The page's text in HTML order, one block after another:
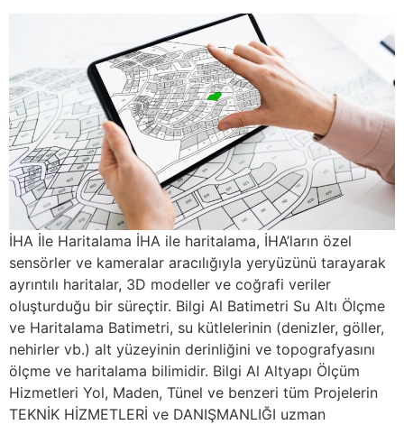
İHA İle Haritalama İHA ile haritalama, İHA’ların özel
sensörler ve kameralar aracılığıyla yeryüzünü tarayarak
ayrıntılı haritalar, 3D modeller ve coğrafi veriler
oluşturduğu bir süreçtir. Bilgi Al Batimetri Su Altı Ölçme
ve Haritalama Batimetri, su kütlelerinin (denizler, göller,
nehirler vb.) alt yüzeyinin derinliğini ve topografyasını
ölçme ve haritalama bilimidir. Bilgi Al Altyapı Ölçüm
Hizmetleri Yol, Maden, Tünel ve benzeri tüm Projelerin
TEKNİK HİZMETLERİ ve DANIŞMANLIĞI uzman